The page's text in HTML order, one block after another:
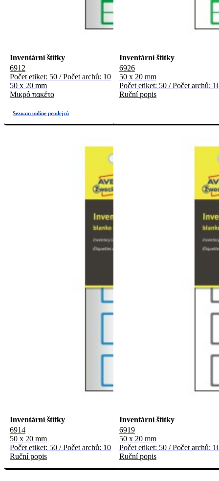
Inventární štítky
6912
Počet etiket: 50 / Počet archů: 10
50 x 20 mm
Μικρό πακέτο
Inventární štítky
6926
50 x 20 mm
Počet etiket: 50 / Počet archů:
Ruční popis
Inventární štítky
6914
50 x 20 mm
Počet etiket: 50 / Počet archů: 10
Ruční popis
Inventární štítky
6919
50 x 20 mm
Počet etiket: 50 / Počet archů:
Ruční popis